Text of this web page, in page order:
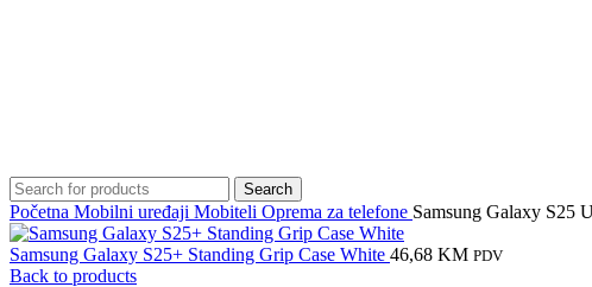
Search
Početna Mobilni uređaji Mobiteli Oprema za telefone Samsung Galaxy S25
Samsung Galaxy S25+ Standing Grip Case White 46,68 KM PDV
Back to products